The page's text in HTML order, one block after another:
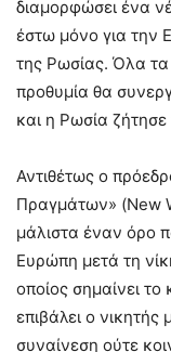
διαμορφώσει ένα
έστω μόνο για την
της Ρωσίας. Όλα
προθυμία θα
και η Ρωσία
Αντιθέτως ο
Πραγμάτων» (New
μάλιστα έναν όρο
Ευρώπη μετά τη
οποίος σημαίνει
επιβάλει ο νικητής
συναίνεση ούτε